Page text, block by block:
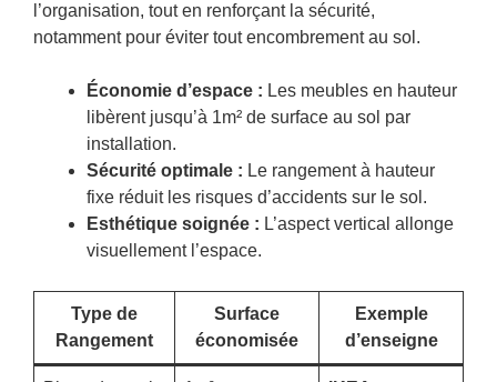
l’organisation, tout en renforçant la sécurité,
notamment pour éviter tout encombrement au sol.
Économie d’espace : Les meubles en hauteur
libèrent jusqu’à 1m² de surface au sol par
installation.
Sécurité optimale : Le rangement à hauteur
fixe réduit les risques d’accidents sur le sol.
Esthétique soignée : L’aspect vertical allonge
visuellement l’espace.
Type de
Rangement
Surface
économisée
Exemple
d’enseigne